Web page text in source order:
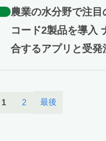
農業の水分野で注
コード2製品を導入
合するアプリと受
1 2 最後